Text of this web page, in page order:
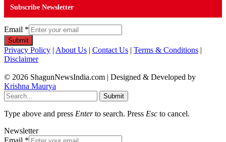
Subscribe Newsletter
Email *
Submit
Privacy Policy | About Us | Contact Us | Terms & Conditions |
Disclaimer
© 2026 ShagunNewsIndia.com | Designed & Developed by
Krishna Maurya
Submit
Type above and press Enterto search. Press Esc to cancel.
Newsletter
Email *